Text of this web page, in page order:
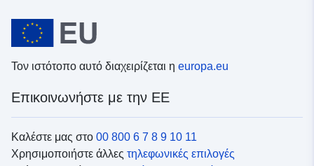
Τον ιστότοπο αυτό διαχειρίζεται η europa.eu
Επικοινωνήστε με την ΕΕ
Καλέστε μας στο 00 800 6 7 8 9 10 11
Χρησιμοποιήστε άλλες τηλεφωνικές επιλογές